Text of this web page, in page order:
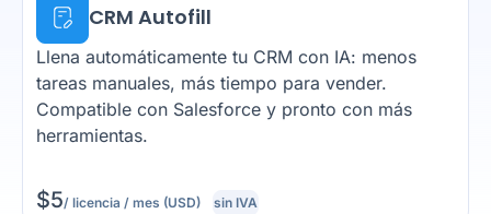
CRM Autofill
$5/ licencia / mes (USD) sin IVA
Llena automáticamente tu CRM con IA: menos
tareas manuales, más tiempo para vender.
Compatible con Salesforce y pronto con más
herramientas.